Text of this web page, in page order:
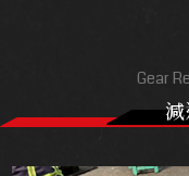
Gear